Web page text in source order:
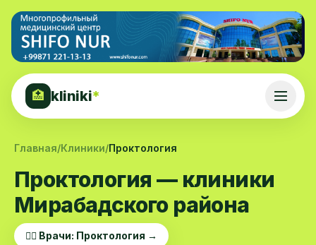
🏥 kliniki*
Главная/Клиники/Проктология
Проктология — клиники
Мирабадского района
👨‍⚕️ Врачи: Проктология →